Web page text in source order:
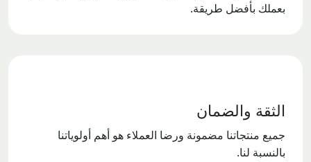
بعملك بأفضل طريقة.
الثقة والضمان
جميع منتجاتنا مضمونة ورضا العملاء هو أهم أولوياتنا
بالنسبة لنا.